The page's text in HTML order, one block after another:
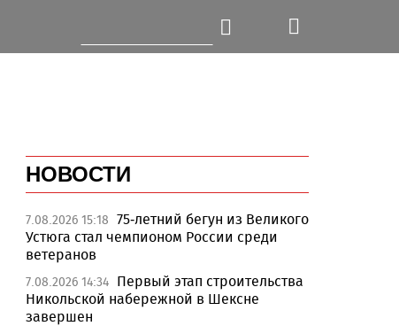
НОВОСТИ
7.08.2026 15:18 75-летний бегун из Великого
Устюга стал чемпионом России среди
ветеранов
7.08.2026 14:34 Первый этап строительства
Никольской набережной в Шексне
завершен